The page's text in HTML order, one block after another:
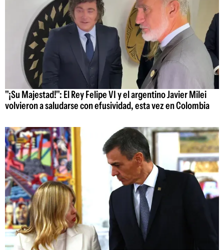
"¡Su Majestad!": El Rey Felipe VI y el argentino Javier Milei
volvieron a saludarse con efusividad, esta vez en Colombia